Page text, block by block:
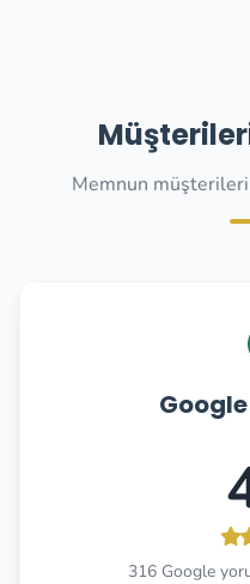
Memnun
316 Google